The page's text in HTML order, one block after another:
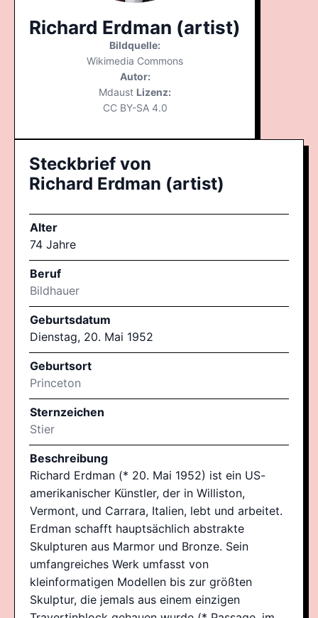
Richard Erdman (artist)
Bildquelle:
Wikimedia Commons
Autor:
Mdaust Lizenz:
CC BY-SA 4.0
Steckbrief von
Richard Erdman (artist)
Alter
74 Jahre
Beruf
Bildhauer
Geburtsdatum
Dienstag, 20. Mai 1952
Geburtsort
Princeton
Sternzeichen
Stier
Beschreibung
Richard Erdman (* 20. Mai 1952) ist ein US-
amerikanischer Künstler, der in Williston,
Vermont, und Carrara, Italien, lebt und arbeitet.
Erdman schafft hauptsächlich abstrakte
Skulpturen aus Marmor und Bronze. Sein
umfangreiches Werk umfasst von
kleinformatigen Modellen bis zur größten
Skulptur, die jemals aus einem einzigen